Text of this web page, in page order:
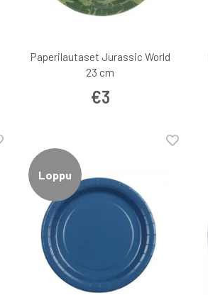
Paperilautaset Jurassic World
23 cm
€3
Loppu